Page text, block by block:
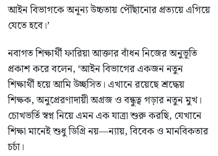
আইন বিভাগকে অনূন্য উচ্চতায় পৌঁছানোর প্রত্যয়ে এগিয়ে
যেতে হবে।’
নবাগত শিক্ষার্থী ফারিয়া আক্তার বাঁধন নিজের অনুভূতি
প্রকাশ করে বলেন, ‘আইন বিভাগের একজন নতুন
শিক্ষার্থী হয়ে আমি উচ্ছসিত। এখানে রয়েছে শ্রদ্ধেয়
শিক্ষক, অনুপ্রেরণাদায়ী অগ্রজ ও বন্ধুত্ব গড়ার নতুন মুখ।
চোখভর্তি স্বপ্ন নিয়ে এমন এক যাত্রা শুরু করছি, যেখানে
শিক্ষা মানেই শুধু ডিগ্রি নয়—ন্যায়, বিবেক ও মানবিকতার
চর্চা।